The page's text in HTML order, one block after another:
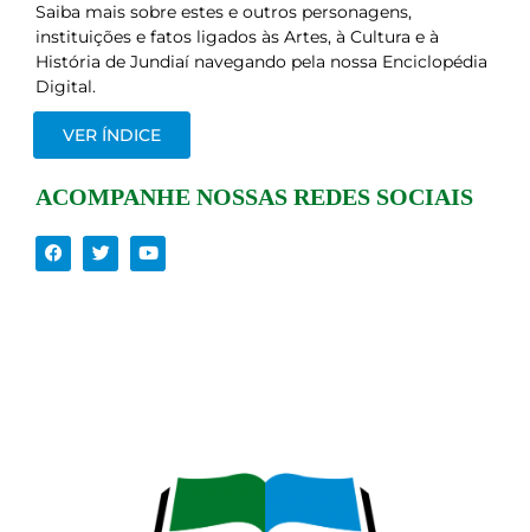
Saiba mais sobre estes e outros personagens,
instituições e fatos ligados às Artes, à Cultura e à
História de Jundiaí navegando pela nossa Enciclopédia
Digital.
VER ÍNDICE
ACOMPANHE NOSSAS REDES SOCIAIS